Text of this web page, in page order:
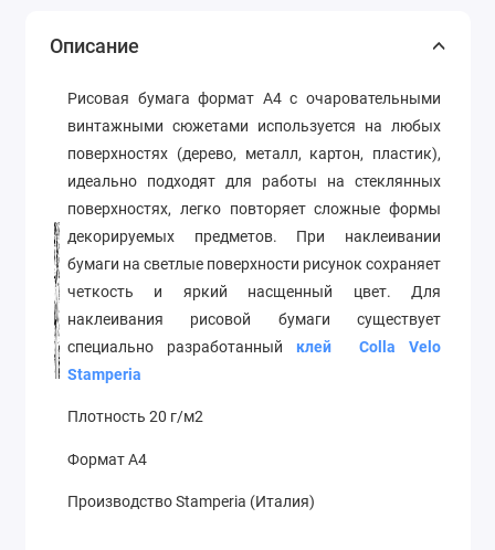
Описание
Рисовая бумага формат А4 с очаровательными
винтажными сюжетами используется на любых
поверхностях (дерево, металл, картон, пластик),
идеально подходят для работы на стеклянных
поверхностях, легко повторяет сложные формы
декорируемых предметов. При наклеивании
бумаги на светлые поверхности рисунок сохраняет
четкость и яркий насщенный цвет. Для
наклеивания рисовой бумаги существует
специально разработанный
клей Colla Velo
Stamperia
Плотность 20 г/м2
Формат А4
Производство Stamperia (Италия)